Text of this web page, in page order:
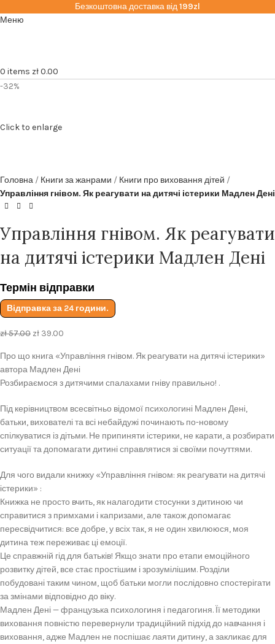
Безкоштовна доставка від199zl
Меню
0 items zł0.00
-32%
Click to enlarge
Головна Книги за жанрами
Книги про виховання дітей
Управління гнівом. Як реагувати на дитячі істерики Мадлен Дені
Управління гнівом. Як реагувати
на дитячі істерики Мадлен Дені
Термін відправки
Відправка за 24 години.
zł57.00 zł 39.00
Про що книга «Управління гнівом. Як реагувати на дитячі істерики»
автора Мадлен Дені
Розбираємося з дитячими спалахами гніву правильно! .
Під керівництвом всесвітньо відомої психологині Мадлен Дені,
батьки, вихователі та всі небайдужі починають по-новому
спілкуватися із дітьми. Не припиняти істерики, не карати, а розбирати
ситуації та допомагати дитині справлятися зі своїми почуттями.
Для чого видали книжку «Управління гнівом: як реагувати на дитячі
істерики» :
Книжка не просто вчить, як налагодити стосунки з дитиною чи
справитися з примхами і капризами, але також допомагає
пересвідчитися: все добре, у всіх так, я не один хвилююся, моя
дитина теж переживає ці емоції.
Це справжній гід для батьків! Якщо знати про етапи емоційного
розвитку дітей, все стає простішим і зрозумілішим. Розділи
побудовані таким чином, щоб батьки могли послідовно спостерігати
за змінами відповідно до віку.
Мадлен Дені — французька психологиня і педагогиня. Її методики
виховання повністю перевернули традиційний підхід до навчання і
виховання, адже Мадлен не поспішає лаяти дитину, а закликає для